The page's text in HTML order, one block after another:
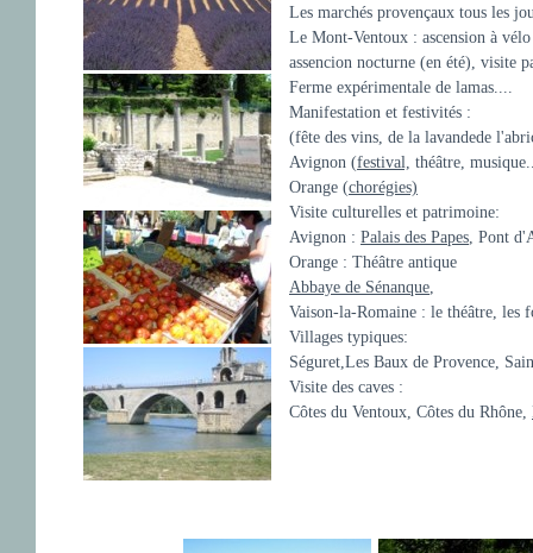
Les marchés provençaux tous les
Le Mont-Ventoux : ascension à
assencion nocturne (en été), visite
Ferme expérimentale de lamas....
Manifestation et festivités :
(fête des vins, de la lavandede
Avignon (festival, théâtre,
Orange (chorégies)
Visite culturelles et patrimoine:
Avignon : Palais des Papes , Pont
Orange : Théâtre antique
Abbaye de Sénanque
Vaison-la-Romaine : le théâtre,
Villages typiques:
Séguret,Les Baux de Provence,
Visite des caves :
Côtes du Ventoux, Côtes du Rhône,